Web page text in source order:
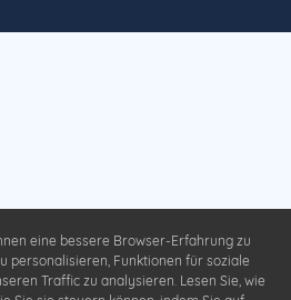
eine bessere Browser-Erfahrung zu
personalisieren, Funktionen für soziale
Traffic zu analysieren. Lesen Sie, wie